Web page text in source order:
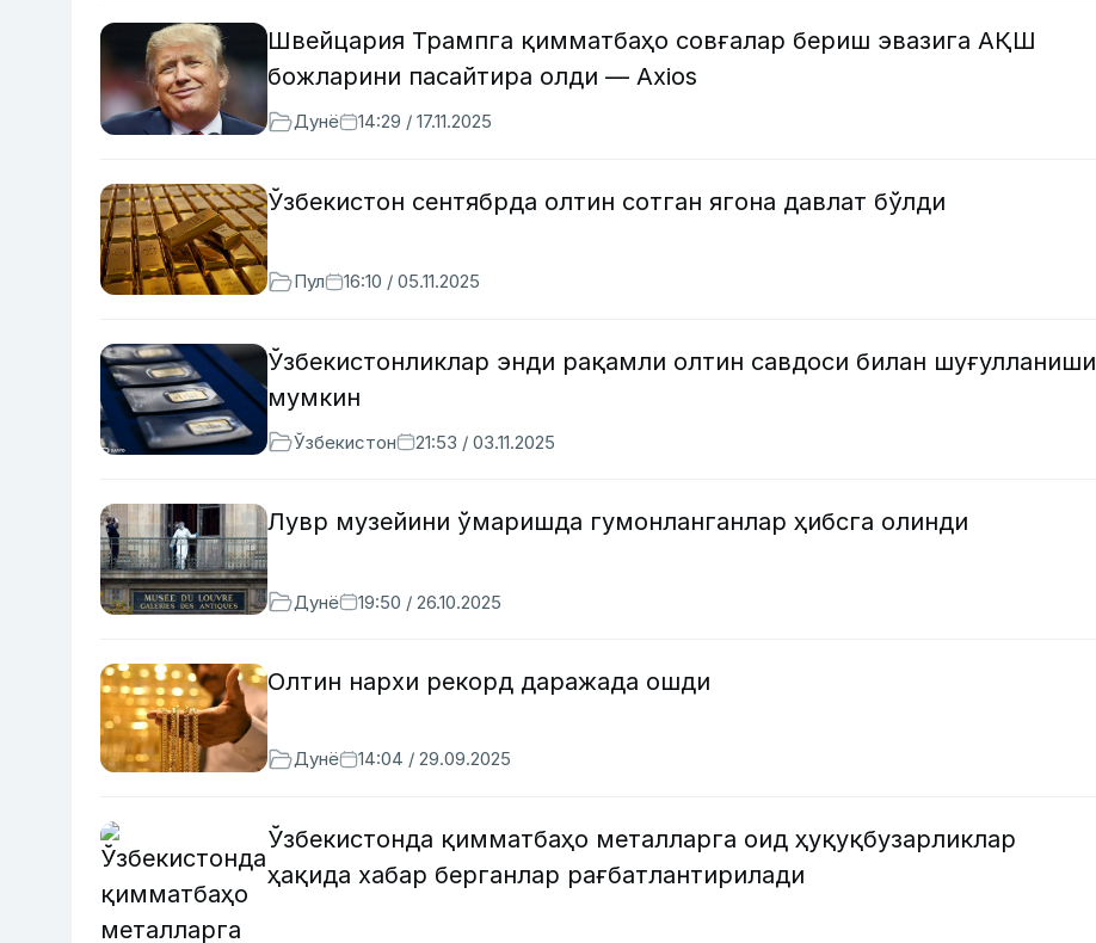
Швейцария Трампга қимматбаҳо совғалар бериш эвазига АҚШ
божларини пасайтира олди — Axios
Дунё 14:29 / 17.11.2025
Ўзбекистон сентябрда олтин сотган ягона давлат бўлди
Пул 16:10 / 05.11.2025
Ўзбекистонликлар энди рақамли олтин савдоси билан шуғулланиши
мумкин
Ўзбекистон 21:53 / 03.11.2025
Лувр музейини ўмаришда гумонланганлар ҳибсга олинди
Дунё 19:50 / 26.10.2025
Олтин нархи рекорд даражада ошди
Дунё 14:04 / 29.09.2025
Ўзбекистонда қимматбаҳо металларга оид ҳуқуқбузарликлар
ҳақида хабар берганлар рағбатлантирилади